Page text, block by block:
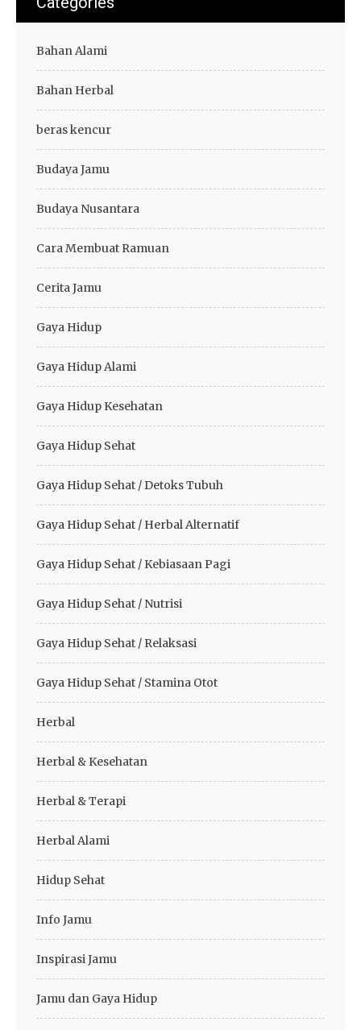
Bahan Alami
Bahan Herbal
beras kencur
Budaya Jamu
Budaya Nusantara
Cara Membuat Ramuan
Cerita Jamu
Gaya Hidup
Gaya Hidup Alami
Gaya Hidup Kesehatan
Gaya Hidup Sehat
Gaya Hidup Sehat / Detoks Tubuh
Gaya Hidup Sehat / Herbal Alternatif
Gaya Hidup Sehat / Kebiasaan Pagi
Gaya Hidup Sehat / Nutrisi
Gaya Hidup Sehat / Relaksasi
Gaya Hidup Sehat / Stamina Otot
Herbal
Herbal & Kesehatan
Herbal & Terapi
Herbal Alami
Hidup Sehat
Info Jamu
Inspirasi Jamu
Jamu dan Gaya Hidup